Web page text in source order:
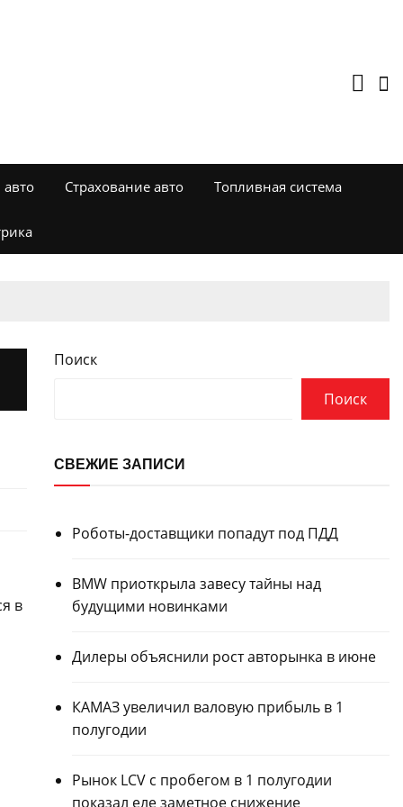
Страхование авто Топливная система
в
Поиск
Поиск
СВЕЖИЕ ЗАПИСИ
Роботы-доставщики попадут под ПДД
BMW приоткрыла завесу тайны над
будущими новинками
Дилеры объяснили рост авторынка в июне
КАМАЗ увеличил валовую прибыль в 1
полугодии
Рынок LCV с пробегом в 1 полугодии
показал еле заметное снижение